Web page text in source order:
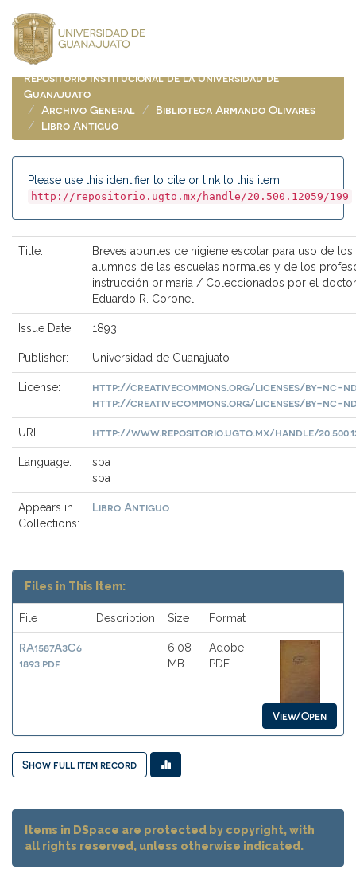
navigation
Repositorio Institucional de la Universidad de
Guanajuato
Archivo General
Biblioteca Armando Olivares
Libro Antiguo
Please use this identifier to cite or link to this item:
http://repositorio.ugto.mx/handle/20.500.12059/199
Title:
Breves apuntes de higiene escolar para uso de los
alumnos de las escuelas normales y de los
instrucción primaria / Coleccionados por el doctor
Eduardo R. Coronel
Issue Date: 1893
Publisher: Universidad de Guanajuato
License:
http://creativecommons.org/licenses/by-nc-
http://creativecommons.org/licenses/by-nc-
URI: http://www.repositorio.ugto.mx/handle/
Language:
spa
spa
Appears in
Collections:
Libro Antiguo
Files in This Item:
File Description Size Format
RA1587A3C6
1893.pdf
6.08
MB
Adobe
PDF
View/Open
Show full item record
Items in DSpace are protected by copyright, with
all rights reserved, unless otherwise indicated.